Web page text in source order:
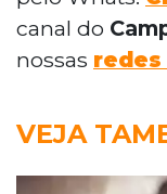
canal do
nossas
VEJA